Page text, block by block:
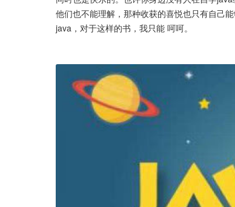
他们也不能理解，那种收获的喜悦也只有自己
java，对于这样的书，我只能 呵呵。